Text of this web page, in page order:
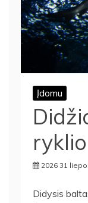
Įdomu
2026 31
Didysis